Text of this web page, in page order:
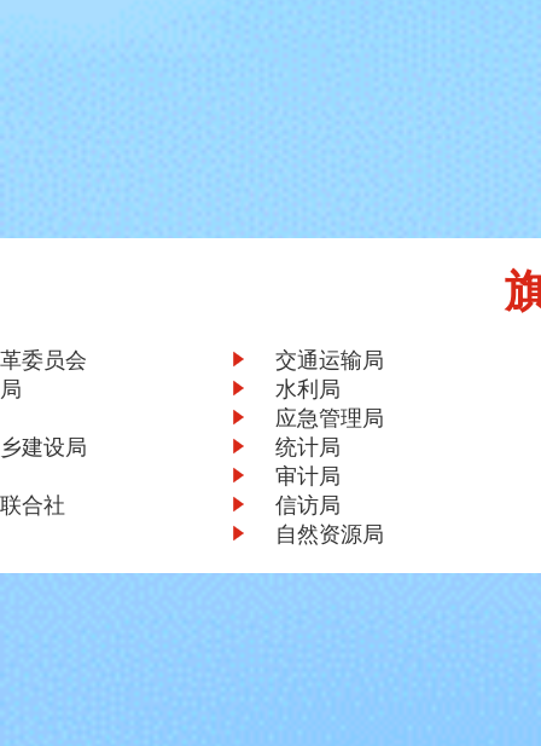
委员会
交通运输局
水利局
应急管理局
建设局
统计局
审计局
合社
信访局
自然资源局